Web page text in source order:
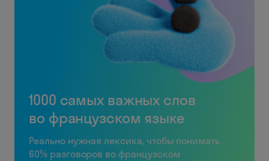
1000 самых важных слов
во французском языке
Реально нужная лексика, чтобы понимать
60% разговоров во французском